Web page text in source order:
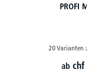
PROFI
20 Varianten zur
abchf